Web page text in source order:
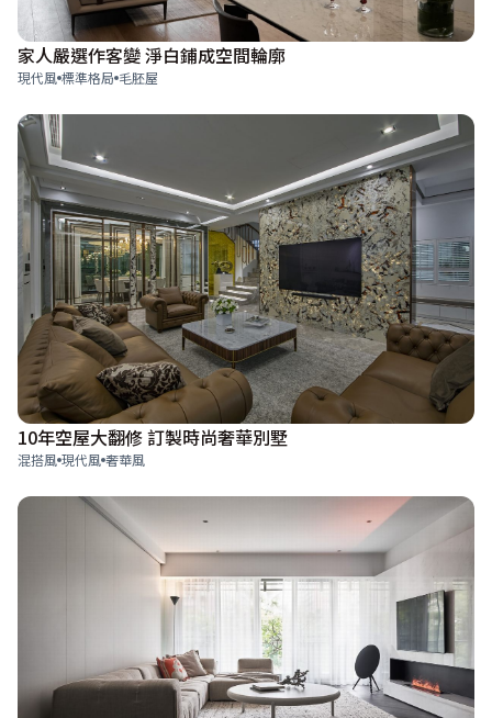
家人嚴選作客變 淨白鋪成空間輪廓
現代風 標準格局 毛胚屋
10年空屋大翻修 訂製時尚奢華別墅
混搭風 現代風 奢華風